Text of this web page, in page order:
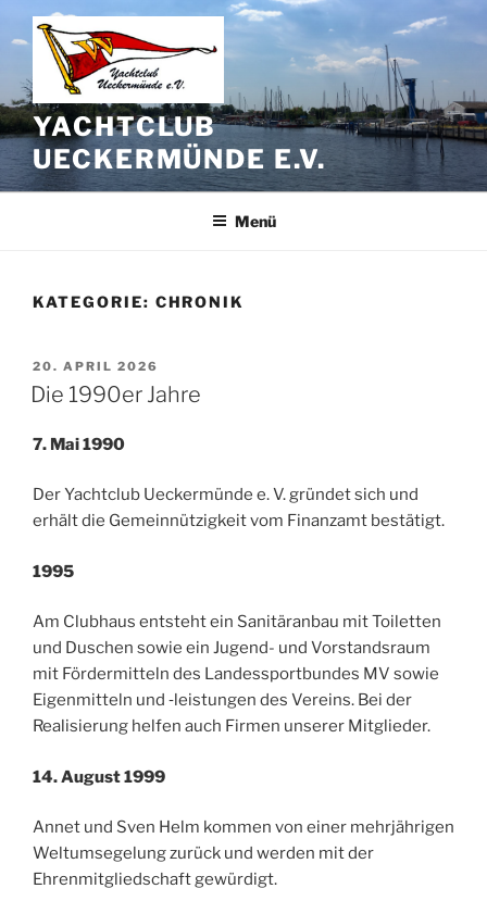
Zum
Inhalt
springen
YACHTCLUB
UECKERMÜNDE E.V.
Menü
KATEGORIE: CHRONIK
VERÖFFENTLICHT
AM
20. APRIL 2026
Die 1990er Jahre
7. Mai 1990
Der Yachtclub Ueckermünde e. V. gründet sich und
erhält die Gemeinnützigkeit vom Finanzamt bestätigt.
1995
Am Clubhaus entsteht ein Sanitäranbau mit Toiletten
und Duschen sowie ein Jugend- und Vorstandsraum
mit Fördermitteln des Landessportbundes MV sowie
Eigenmitteln und ­‑leistungen des Vereins. Bei der
Realisierung helfen auch Firmen unserer Mitglieder.
14. August 1999
Annet und Sven Helm kommen von einer mehrjährigen
Weltumsegelung zurück und werden mit der
Ehrenmitgliedschaft gewürdigt.